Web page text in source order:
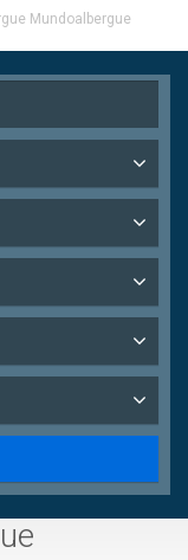
Mundoalbergue